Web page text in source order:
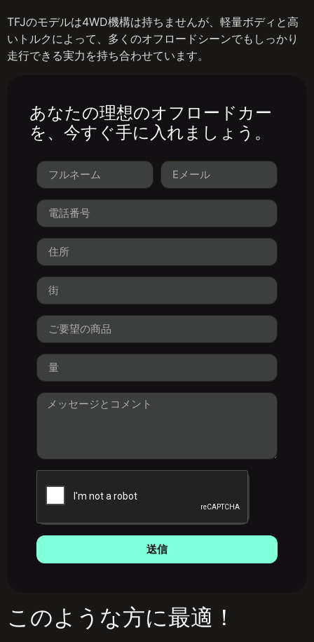
TFJのモデルは4WD機構は持ちませんが、軽量ボディと高
いトルクによって、多くのオフロードシーンでもしっかり
走行できる実力を持ち合わせています。
あなたの理想のオフロードカー
を、今すぐ手に入れましょう。
送信
このような方に最適！